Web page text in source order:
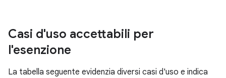
Casi d'uso accettabili per
l'esenzione
La tabella seguente evidenzia diversi casi d'uso e indica